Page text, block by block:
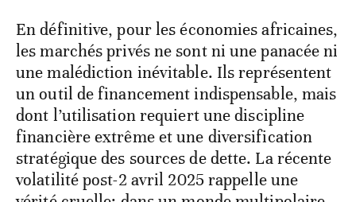
En définitive, pour les économies africaines,
les marchés privés ne sont ni une panacée ni
une malédiction inévitable. Ils représentent
un outil de financement indispensable, mais
dont l’utilisation requiert une discipline
financière extrême et une diversification
stratégique des sources de dette. La récente
volatilité post-2 avril 2025 rappelle une